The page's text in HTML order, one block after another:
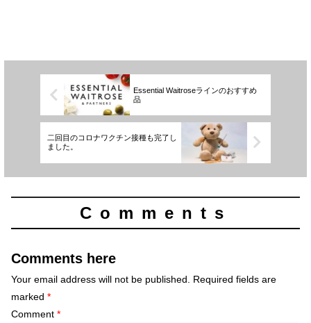
Essential Waitroseラインのおすすめ
品
二回目のコロナワクチン接種も完了し
ました。
Comments
Comments here
Your email address will not be published. Required fields are
marked *
Comment *